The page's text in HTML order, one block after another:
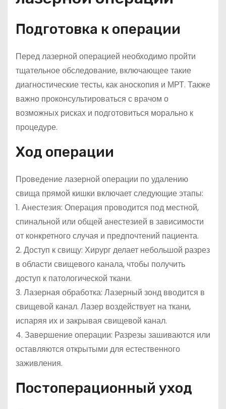
Подготовка к операции
Перед лазерной операцией необходимо пройти
тщательное обследование, включающее такие
диагностические тесты, как аноскопия и МРТ. Также
важно проконсультироваться с врачом о
возможных рисках и подготовиться морально к
процедуре.
Ход операции
Проведение лазерной операции по удалению
свища прямой кишки включает следующие этапы:
1. Анестезия: Операция проводится под местной,
спинальной или общей анестезией в зависимости
от конкретного случая и предпочтений пациента.
2. Доступ к свищу: Хирург делает небольшой разрез
в области свищевого канала, чтобы получить
доступ к патологической ткани.
3. Лазерная обработка: Лазерный зонд вводится в
свищевой канал. Лазер воздействует на ткани,
испаряя их и закрывая свищевой канал.
4. Завершение операции: Разрезы зашиваются или
оставляются открытыми для естественного
заживления.
Постоперационный уход